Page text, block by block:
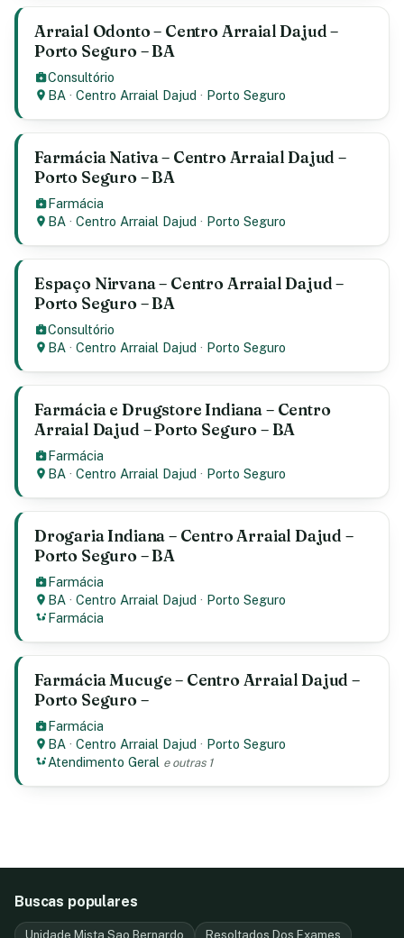
Arraial Odonto – Centro Arraial Dajud –
Porto Seguro – BA
Consultório
BA ·Centro Arraial Dajud · Porto Seguro
Farmácia Nativa – Centro Arraial Dajud –
Porto Seguro – BA
Farmácia
BA ·Centro Arraial Dajud · Porto Seguro
Espaço Nirvana – Centro Arraial Dajud –
Porto Seguro – BA
Consultório
BA ·Centro Arraial Dajud · Porto Seguro
Farmácia e Drugstore Indiana – Centro
Arraial Dajud – Porto Seguro – BA
Farmácia
BA ·Centro Arraial Dajud · Porto Seguro
Drogaria Indiana – Centro Arraial Dajud –
Porto Seguro – BA
Farmácia
BA ·Centro Arraial Dajud · Porto Seguro
Farmácia
Farmácia Mucuge – Centro Arraial Dajud –
Porto Seguro –
Farmácia
BA ·Centro Arraial Dajud · Porto Seguro
Atendimento Geral e outras 1
Buscas populares
Unidade Mista Sao Bernardo Resoltados Dos Exames